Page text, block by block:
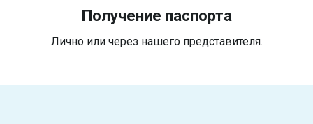
Получение паспорта
Лично или через нашего представителя.